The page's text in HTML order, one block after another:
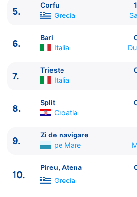
Ziua | Portul | Sosire - Plecare
2.
Kusadasi Turcia
Istanbul Turcia
5.
Corfu Grecia
Italia
Trieste Italia
09:00 - 19:00
8.
Split Croatia 09:00 - 18:00
Pireu, Atena Grecia 08:00 -
5.
Corfu
Grecia
6.
Bari
Italia
7.
Trieste
Italia
8.
Split
Croatia
9.
Zi de navigare
pe Mare
10.
Pireu, Atena
Grecia